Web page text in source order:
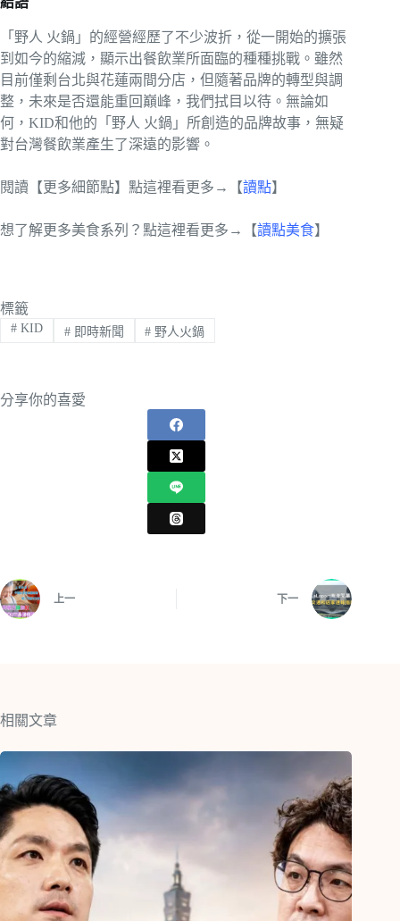
「野人 火鍋」的經營經歷了不少波折，從一開始的擴張
到如今的縮減，顯示出餐飲業所面臨的種種挑戰。雖然
目前僅剩台北與花蓮兩間分店，但隨著品牌的轉型與調
整，未來是否還能重回巔峰，我們拭目以待。無論如
何，KID和他的「野人 火鍋」所創造的品牌故事，無疑
對台灣餐飲業產生了深遠的影響。
閱讀【更多細節點】點這裡看更多→【讀點】
想了解更多美食系列？點這裡看更多→【讀點美食】
標籤
#KID #即時新聞 # 野人火鍋
分享你的喜愛
上一 下一
相關文章